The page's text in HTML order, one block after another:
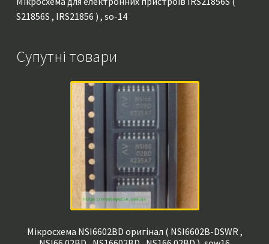
S21856S , IRS21856 ) , so-14
Супутні товари
Мікросхема NSI6602BD оригінал ( NSI6602B-DSWR ,